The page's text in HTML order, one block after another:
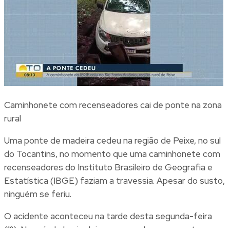
Caminhonete com recenseadores cai de ponte na zona
rural
Uma ponte de madeira cedeu na região de Peixe, no sul
do Tocantins, no momento que uma caminhonete com
recenseadores do Instituto Brasileiro de Geografia e
Estatística (IBGE) faziam a travessia. Apesar do susto,
ninguém se feriu.
O acidente aconteceu na tarde desta segunda-feira